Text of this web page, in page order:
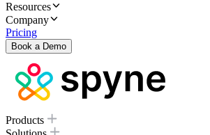
Resources
Company
Pricing
Book a Demo
Products